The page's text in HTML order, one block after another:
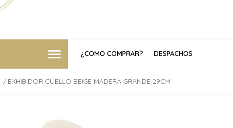
¿COMO COMPRAR? DESPACHOS
EXHIBIDOR CUELLO BEIGE MADERA GRANDE 29CM